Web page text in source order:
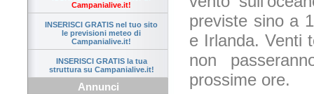
Campanialive.it!
INSERISCI GRATIS nel tuo sito
le previsioni meteo di
Campanialive.it!
INSERISCI GRATIS la tua
struttura su Campanialive.it!
Annunci
previste sino a
e Irlanda. Venti
non
prossime ore.